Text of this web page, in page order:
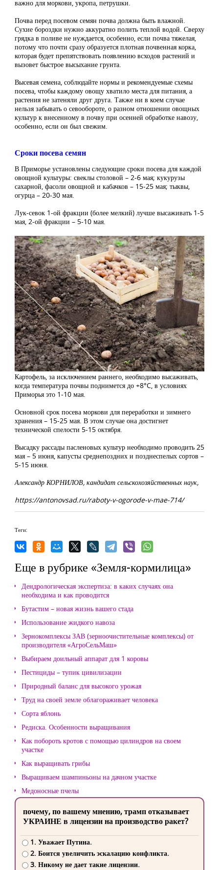
важно для моркови, укропа, петрушки.
Почва перед посевом семян почва должна быть влажной.
Сухие бороздки нужно аккуратно полить теплой водой. Сверху
грядка в поливе не нуждается, особенно, если почва тяжелая,
потому что почти сразу образуется плотная почвенная корка,
которая будет препятствовать появлению всходов растений и
вызовет быстрое высыхание грунта.
Высевая семена, соблюдайте нормы и рекомендуемые схемы
посева, чтобы каждому овощу хватило места для питания, а
растения не затеняли друг друга. Также ни в коем случае
нельзя забывать о севообороте, о разном отношении овощных
культур к внесенному в почву при осенней обработке навозу,
особенно, если он был свежим.
Сроки посева семян
В Приморье установлены следующие сроки посева для каждой
овощной культуры: свеклы столовой – 2-6 мая; кукурузы
сахарной, фасоли овощной и кабачков – 15-25 мая; тыквы,
огурца – 20-30 мая.
Лук-севок 1-ой фракции (более мелкий) лучше высаживать 1-5
мая, 2-ой фракции – 5-10 мая.
Картофель, за исключением раннего, необходимо высаживать,
когда температура почвы поднимется до +8°C, в условиях
Приморья это 1-10 мая.
Основной срок посева моркови для переработки и зимнего
хранения – 15-25 мая. В этом случае она достигнет
технической спелости 5-15 октября.
Высадку рассады пасленовых культур необходимо проводить 25
мая – 5 июня, капусты среднепоздних и позднеспелых сортов –
5-15 июня.
Александр КОРНИЛОВ, кандидат сельскохозяйственных наук,
https://antonovsad.ru/raboty-v-ogorode-v-mae-714/
Теги:
Еще в рубрике «Земля-кормилица»
Дендрологическая экспертиза: в каких случаях она
необходима и как проводится
Бутастим – новая жизнь вашего стада
Использование жидкого навоза
Зернокомплексы ЗАВ (зерноочистительные комплексы) от
производителя «АгроСельМаш»
Выбираем доильный аппарат для 1 коровы
Пестициды – тупик цивилизации
Природный баланс для высокого урожая
Труд на своей земле облагораживает человека
Сорта яблонь
Редиска. Особенности выращивания
Как побороть кротов с помощью цилиндров на своем
участке
Как выращивать грибы
Выращиваем шампиньоны на дачном участке
Медоносные пчелы
почему, по вашему мнению, трамп отказывает
УКРАИНЕ в лицензии на производство ракет?
1. Уважает Путина.
2. Боится увеличить эскалацию конфликта.
3. Никому не дает такие лицензии.